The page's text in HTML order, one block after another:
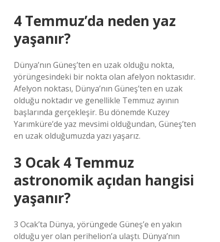
4 Temmuz’da neden yaz
yaşanır?
Dünya’nın Güneş’ten en uzak olduğu nokta,
yörüngesindeki bir nokta olan afelyon noktasıdır.
Afelyon noktası, Dünya’nın Güneş’ten en uzak
olduğu noktadır ve genellikle Temmuz ayının
başlarında gerçekleşir. Bu dönemde Kuzey
Yarımküre’de yaz mevsimi olduğundan, Güneş’ten
en uzak olduğumuzda yazı yaşarız.
3 Ocak 4 Temmuz
astronomik açıdan hangisi
yaşanır?
3 Ocak’ta Dünya, yörüngede Güneş’e en yakın
olduğu yer olan perihelion’a ulaştı. Dünya’nın